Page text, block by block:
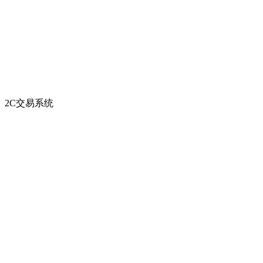
2C交易系统